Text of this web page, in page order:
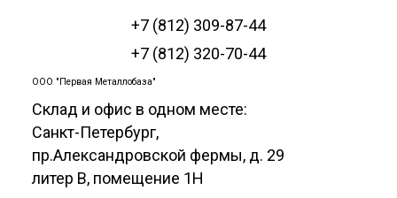
+7 (812) 309-87-44
+7 (812) 320-70-44
ООО "Первая Металлобаза"
Склад и офис в одном месте:
Санкт-Петербург,
пр.Александровской фермы, д. 29
литер В, помещение 1Н